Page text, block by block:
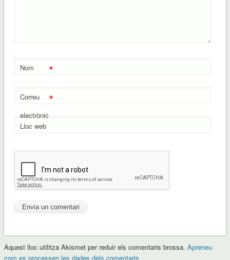
Nom *
Correu
electrònic
*
Lloc web
Aquest lloc utilitza Akismet per reduir els comentaris brossa. Apreneu
com es processen les dades dels comentaris.